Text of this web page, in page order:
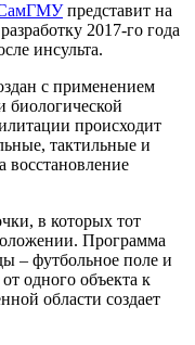
СамГМУпредставит на
разработку 2017-го года
инсульта.
с применением
биологической
происходит
тактильные и
восстановление
в которых тот
Программа
– футбольное поле и
одного объекта к
области создает